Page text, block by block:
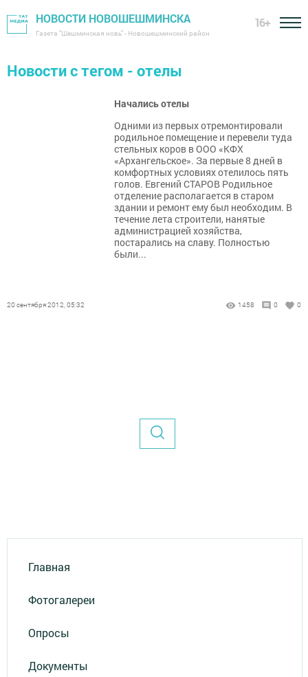
НОВОСТИ НОВОШЕШМИНСКА
Газета "Шешминская новь" - Новошешминский район
16+
Новости с тегом - отелы
Начались отелы
Одними из первых отремонтировали
родильное помещение и перевели туда
стельных коров в ООО «КФХ
«Архангельское». За первые 8 дней в
комфортных условиях отелилось пять
голов. Евгений СТАРОВ Родильное
отделение располагается в старом
здании и ремонт ему был необходим. В
течение лета строители, нанятые
администрацией хозяйства,
постарались на славу. Полностью
были...
20 сентября 2012, 05:32 1458 0 0
Главная
Фотогалереи
Опросы
Документы